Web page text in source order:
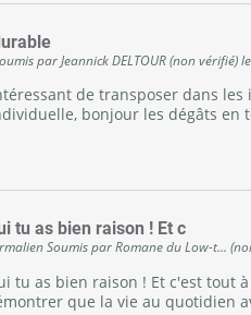
parJeannick DELTOUR (non vérifié)le
de transposer dans
bonjour les dégâts en
tu as bien raison ! Et c
Soumis parRomane du Low-t...
tu as bien raison ! Et c'est tout
que la vie au quotidien